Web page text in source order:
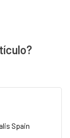
Spain